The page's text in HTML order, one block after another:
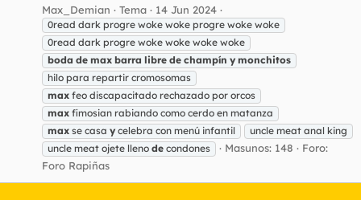
Max_Demian Tema 14 Jun 2024
0read dark progre woke woke progre woke woke
0read dark progre woke woke woke woke
boda de max barra libre de champín y monchitos
hilo para repartir cromosomas
max feo discapacitado rechazado por orcos
max fimosian rabiando como cerdo en matanza
max se casa y celebra con menú infantil
uncle meat anal king
uncle meat ojete lleno de condones Masunos: 148
Foro:
Foro Rapiñas